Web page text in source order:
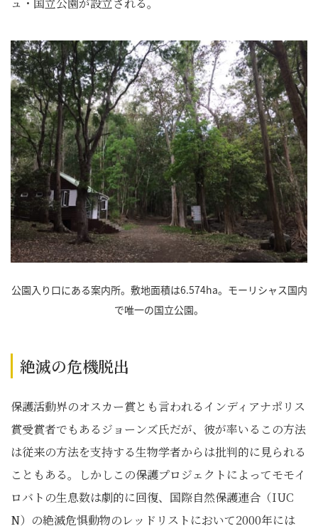
公園入り口にある案内所。敷地面積は6.574ha。モーリシャス国内
で唯一の国立公園。
絶滅の危機脱出
保護活動界のオスカー賞とも言われるインディアナポリス
賞受賞者でもあるジョーンズ氏だが、彼が率いるこの方法
は従来の方法を支持する生物学者からは批判的に見られる
こともある。しかしこの保護プロジェクトによってモモイ
ロバトの生息数は劇的に回復、国際自然保護連合（IUC
N）の絶滅危惧動物のレッドリストにおいて2000年には